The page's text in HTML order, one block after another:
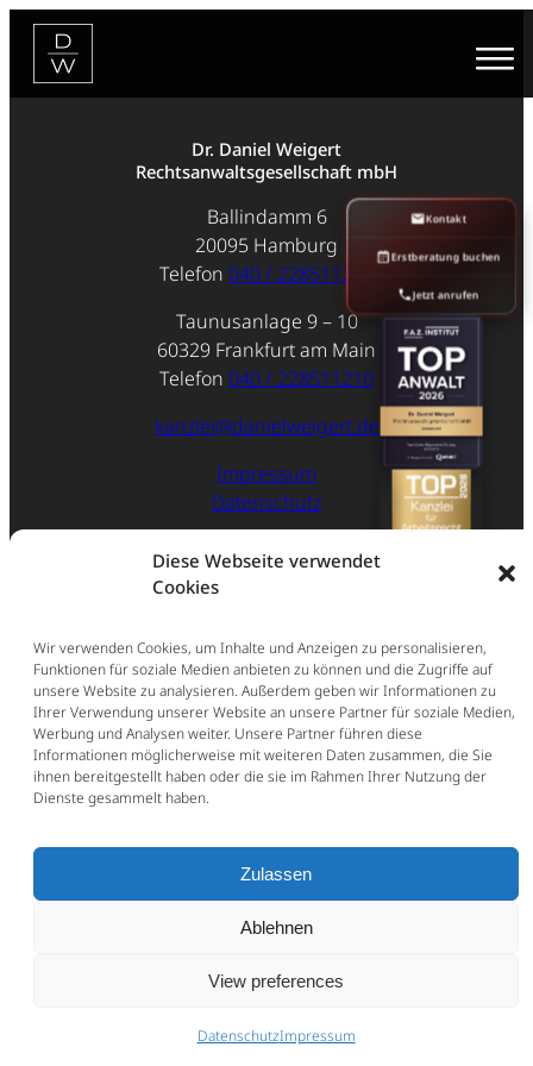
Diese Webseite verwendet
Cookies
Wir verwenden Cookies, um Inhalte und Anzeigen zu personalisieren,
Funktionen für soziale Medien anbieten zu können und die Zugriffe auf
unsere Website zu analysieren. Außerdem geben wir Informationen zu
Ihrer Verwendung unserer Website an unsere Partner für soziale Medien,
Werbung und Analysen weiter. Unsere Partner führen diese
Informationen möglicherweise mit weiteren Daten zusammen, die Sie
ihnen bereitgestellt haben oder die sie im Rahmen Ihrer Nutzung der
Dienste gesammelt haben.
Zulassen
Ablehnen
View preferences
DatenschutzImpressum
Zum
Inhalt
springen
Dr. Daniel Weigert
Rechtsanwaltsgesellschaft mbH
Ballindamm 6
20095 Hamburg
Telefon 040 / 228511210
Taunusanlage 9 – 10
60329 Frankfurt am Main
Telefon 040 / 228511210
kanzlei@danielweigert.de
Impressum
Datenschutz
Kontakt
Erstberatung buchen
Jetzt anrufen